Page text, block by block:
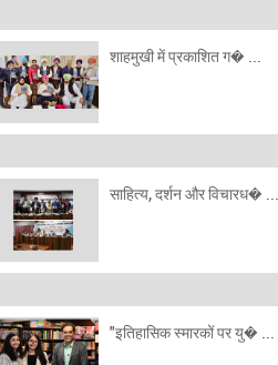
शाहमुखी में प्रकाशित ग� ...
साहित्य, दर्शन और विचारध� ...
"इतिहासिक स्मारकों पर यु� ...